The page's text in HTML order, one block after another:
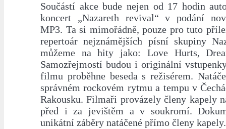
Součástí akce bude nejen od 17 hodin
koncert „Nazareth revival“ v podání
MP3. Ta si mimořádně, pouze pro tuto
repertoár nejznámějších písní skupiny
můžeme na hity jako: Love Hurts,
Samozřejmostí budou i originální
filmu proběhne beseda s režisérem.
správném rockovém rytmu a tempu v
Rakousku. Filmaři provázely členy kapely
před i za jevištěm a v soukromí.
unikátní záběry natáčené přímo členy kapely.